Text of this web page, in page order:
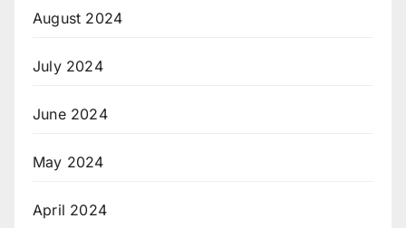
August 2024
July 2024
June 2024
May 2024
April 2024